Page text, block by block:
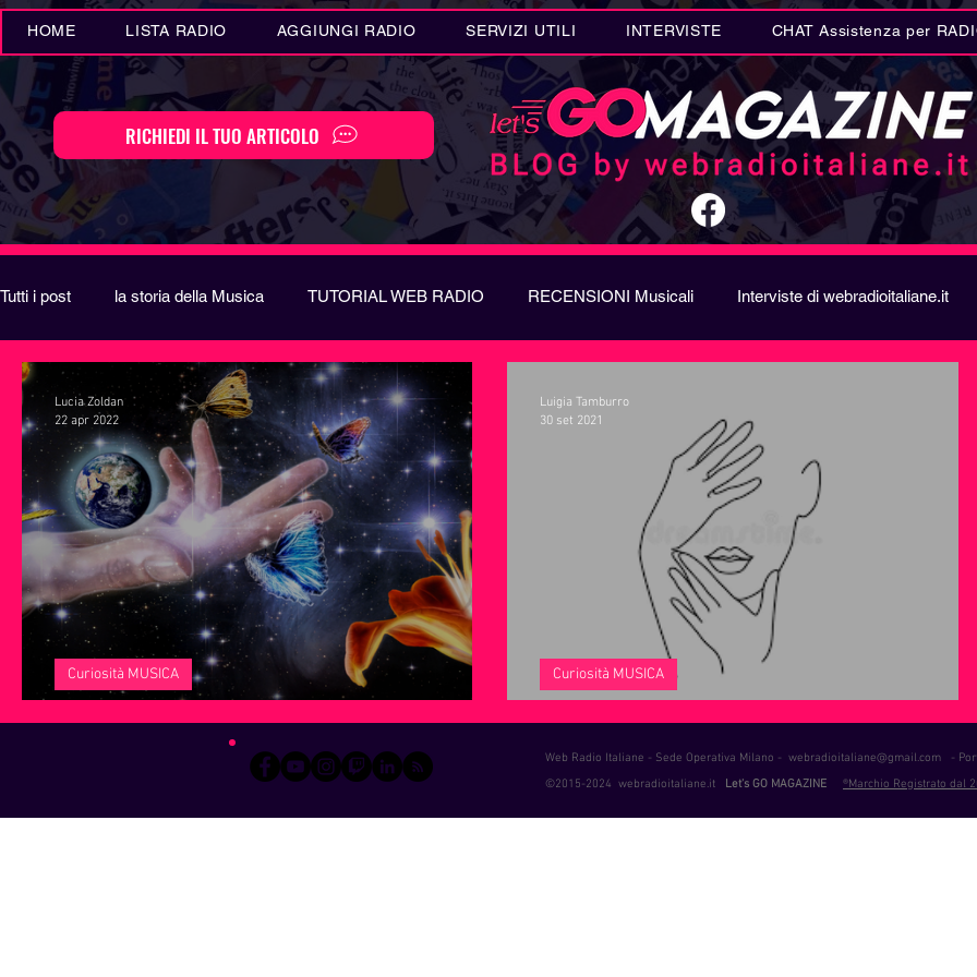
HOME LISTA RADIO AGGIUNGI RADIO SERVIZI UTILI INTERVISTE CHAT Assistenza per
RICHIEDI IL TUO ARTICOLO
Tutti i post la storia della Musica TUTORIAL WEB RADIO RECENSIONI Musicali Interviste di webradioitaliane.it
Eventi MUSICA Novità MUSICA Curiosità MUSICA
Festival di Sanremo Arte REPORT EUROVISION SONG CONTEST Donne Biografie
Servizi offerti da WRI Halloween Natale Notizie Musica Consigli Life Coaching
Fantasia, è quasi magia!
Curiosità MUSICA
Lucia Zoldan
22 apr 2022
L'anima di Aurora, Billie Eilish e Madame.
Curiosità MUSICA
Luigia Tamburro
30 set 2021
Web Radio Italiane - Sede Operativa Milano - webradioitaliane@gmail.com -
©2015-2024 webradioitaliane.it Let's GO MAGAZINE ®Marchio Registrato dal